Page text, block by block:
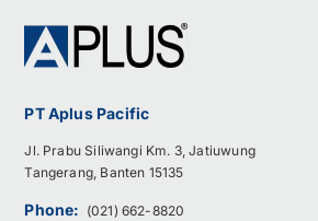
PT Aplus Pacific
Jl. Prabu Siliwangi Km. 3, Jatiuwung
Tangerang, Banten 15135
Phone: (021) 662-8820